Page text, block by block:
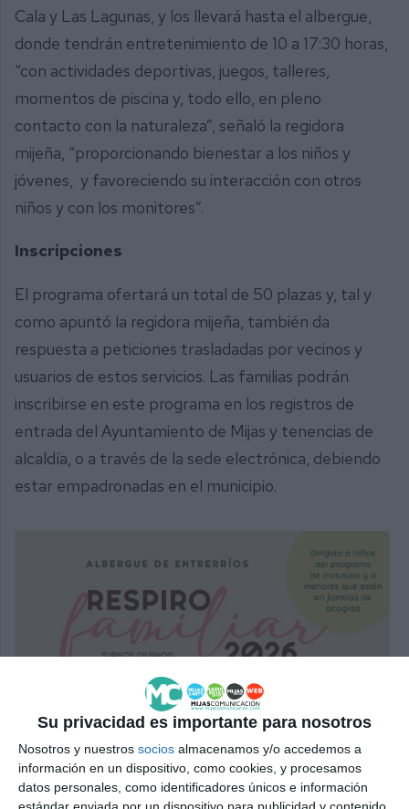
Su privacidad es importante para nosotros
Nosotros y nuestros socios almacenamos y/o accedemos a
información en un dispositivo, como cookies, y procesamos
datos personales, como identificadores únicos e información
estándar enviada por un dispositivo para publicidad y contenido
Cala y Las Lagunas, y los llevará hasta el albergue,
donde tendrán entretenimiento de 10 a 17:30 horas,
“con actividades deportivas, juegos, talleres,
momentos de piscina y, todo ello, en pleno
contacto con la naturaleza”, señaló la regidora
mijeña, “proporcionando bienestar a los niños y
jóvenes, y favoreciendo su interacción con otros
niños y con los monitores”.
Inscripciones
El programa ofertará un total de 50 plazas y, tal y
como apuntó la regidora mijeña, también da
respuesta a peticiones trasladadas por vecinos y
usuarios de estos servicios. Las familias podrán
inscribirse en este programa en los registros de
entrada del Ayuntamiento de Mijas y tenencias de
alcaldía, o a través de la sede electrónica, debiendo
estar empadronadas en el municipio.